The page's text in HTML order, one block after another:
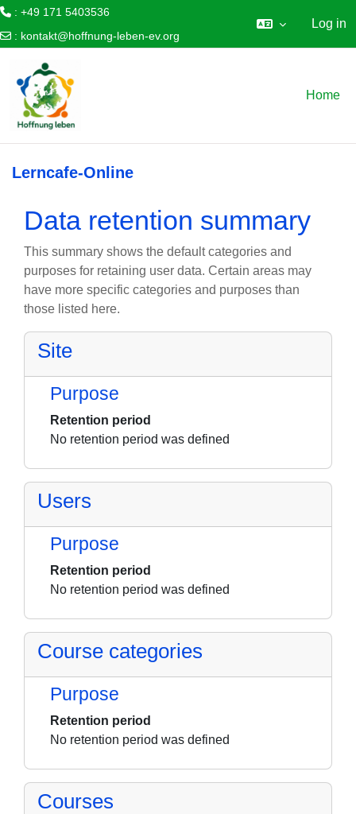
: +49 171 5403536
: kontakt@hoffnung-leben-ev.org
Log in
Home
Lerncafe-Online
Data retention summary
This summary shows the default categories and
purposes for retaining user data. Certain areas may
have more specific categories and purposes than
those listed here.
Site
Purpose
Retention period
No retention period was defined
Users
Purpose
Retention period
No retention period was defined
Course categories
Purpose
Retention period
No retention period was defined
Courses